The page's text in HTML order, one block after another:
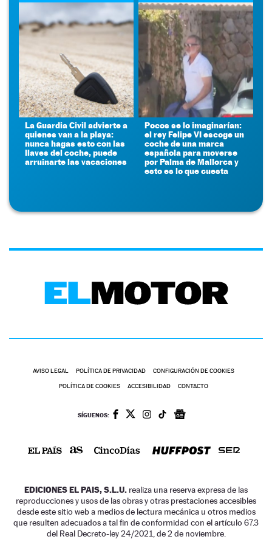
La Guardia Civil advierte a
quienes van a la playa:
nunca hagas esto con las
llaves del coche, puede
arruinarte las vacaciones
Pocos se lo imaginarían:
el rey Felipe VI escoge un
coche de una marca
española para moverse
por Palma de Mallorca y
esto es lo que cuesta
AVISO LEGAL POLÍTICA DE PRIVACIDAD CONFIGURACIÓN DE COOKIES
POLÍTICA DE COOKIES ACCESIBILIDAD CONTACTO
SÍGUENOS:
EDICIONES EL PAIS, S.L.U. realiza una reserva expresa de las
reproducciones y usos de las obras y otras prestaciones accesibles
desde este sitio web a medios de lectura mecánica u otros medios
que resulten adecuados a tal fin de conformidad con el artículo 67.3
del Real Decreto-ley 24/2021, de 2 de noviembre.